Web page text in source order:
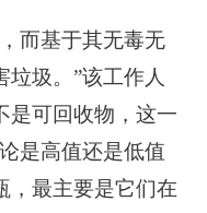
而基于其无毒无
圾。”该工作人
是可回收物，这一
是高值还是低值
，最主要是它们在